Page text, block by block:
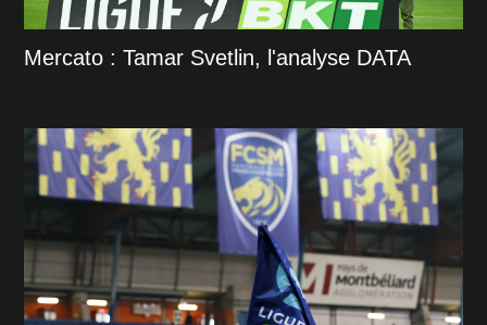
Mercato : Tamar Svetlin, l'analyse DATA